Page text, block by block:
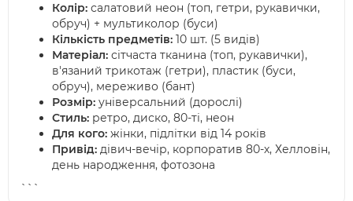
Колір: салатовий неон (топ, гетри, рукавички,
обруч) + мультиколор (буси)
Кількість предметів: 10 шт. (5 видів)
Матеріал: сітчаста тканина (топ, рукавички),
в'язаний трикотаж (гетри), пластик (буси,
обруч), мереживо (бант)
Розмір: універсальний (дорослі)
Стиль: ретро, диско, 80-ті, неон
Для кого: жінки, підлітки від 14 років
Привід: дівич-вечір, корпоратив 80-х, Хелловін,
день народження, фотозона
```